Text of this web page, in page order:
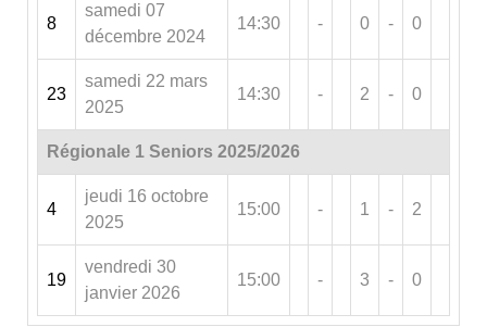
8
samedi 07
décembre 2024
14:30 - 0 - 0
23
samedi 22 mars
2025
14:30 - 2 - 0
Régionale 1 Seniors 2025/2026
4
jeudi 16 octobre
2025
15:00 - 1 - 2
19
vendredi 30
janvier 2026
15:00 - 3 - 0